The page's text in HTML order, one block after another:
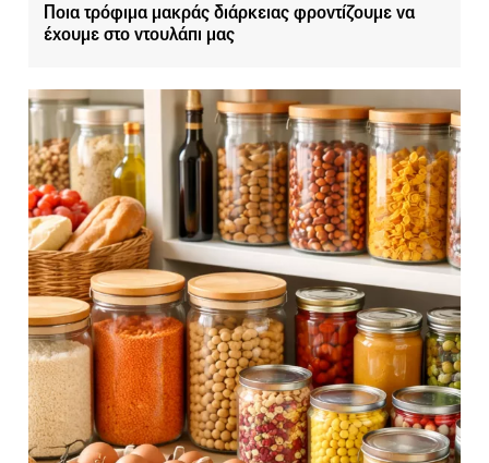
Ποια τρόφιμα μακράς διάρκειας φροντίζουμε να
έχουμε στο ντουλάπι μας